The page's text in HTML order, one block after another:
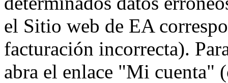
el Sitio web de EA
facturación incorrecta).
abra el enlace "Mi cuenta"